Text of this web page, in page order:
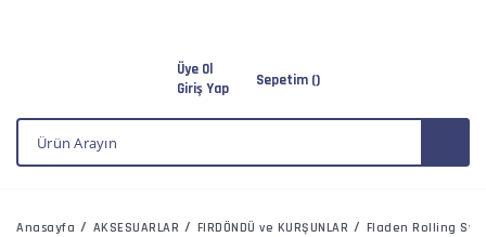
Üye Ol
Giriş Yap
Sepetim ()
Anasayfa AKSESUARLAR FIRDÖNDÜ ve KURŞUNLAR Fladen Rolling